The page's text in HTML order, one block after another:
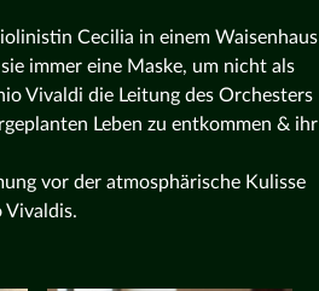
Cecilia in einem Waisenhaus
immer eine Maske, um nicht als
Vivaldi die Leitung des Orchesters
Leben zu entkommen & ihr
vor der atmosphärische Kulisse
Vivaldis.